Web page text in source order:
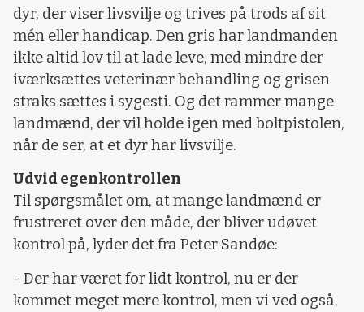
dyr, der viser livsvilje og trives på trods af sit
mén eller handicap. Den gris har landmanden
ikke altid lov til at lade leve, med mindre der
iværksættes veterinær behandling og grisen
straks sættes i sygesti. Og det rammer mange
landmænd, der vil holde igen med boltpistolen,
når de ser, at et dyr har livsvilje.
Udvid egenkontrollen
Til spørgsmålet om, at mange landmænd er
frustreret over den måde, der bliver udøvet
kontrol på, lyder det fra Peter Sandøe:
- Der har været for lidt kontrol, nu er der
kommet meget mere kontrol, men vi ved også,